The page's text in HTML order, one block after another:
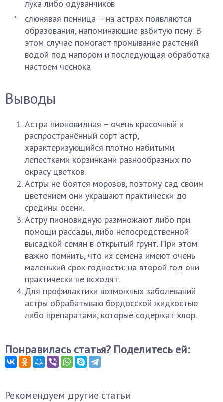
лука либо одуванчиков
слюнявая пенница – на астрах появляются
образования, напоминающие взбитую пену. В
этом случае помогает промывание растений
водой под напором и последующая обработка
настоем чеснока
Выводы
Астра пионовидная – очень красочный и
распространённый сорт астр,
характеризующийся плотно набитыми
лепестками корзинками разнообразных по
окрасу цветков.
Астры не боятся морозов, поэтому сад своим
цветением они украшают практически до
средины осени.
Астру пионовидную размножают либо при
помощи рассады, либо непосредственной
высадкой семян в открытый грунт. При этом
важно помнить, что их семена имеют очень
маленький срок годности: на второй год они
практически не всходят.
Для профилактики возможных заболеваний
астры обрабатываю бордосской жидкостью
либо препаратами, которые содержат хлор.
Понравилась статья? Поделитесь ей:
Рекомендуем другие статьи